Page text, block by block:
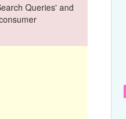
Queries' and